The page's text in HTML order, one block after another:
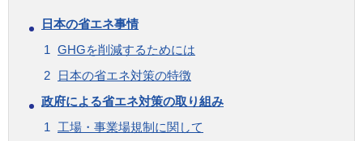
日本の省エネ事情
GHGを削減するためには
日本の省エネ対策の特徴
政府による省エネ対策の取り組み
工場・事業場規制に関して